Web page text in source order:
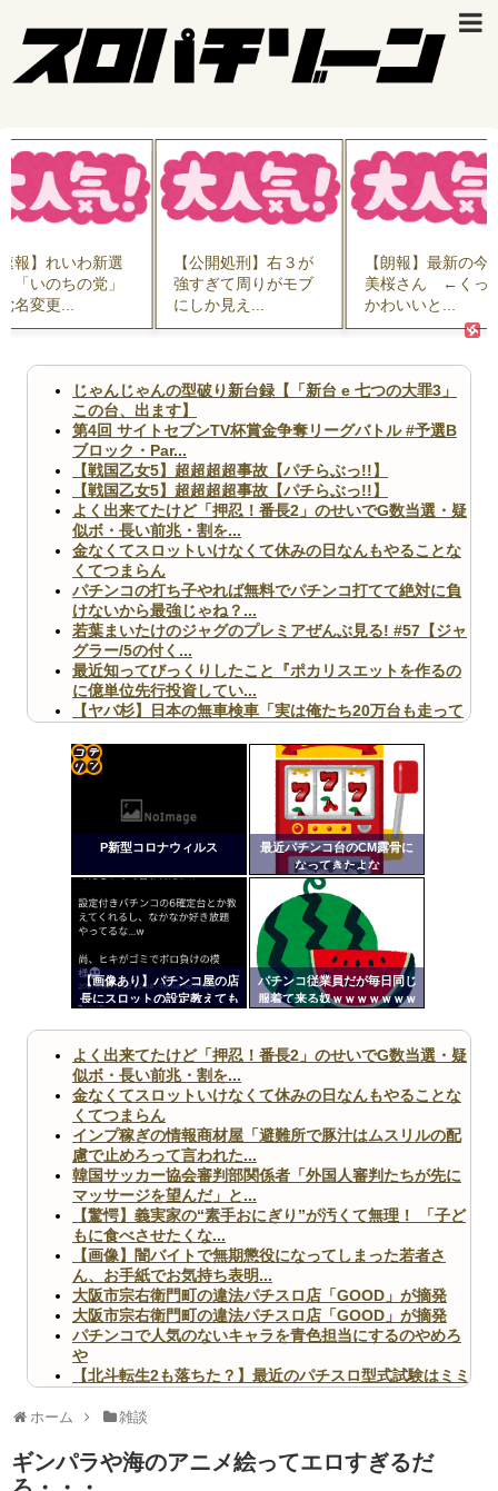
報】れいわ新選
「いのちの党」
名変更...
【公開処刑】右３が
強すぎて周りがモブ
にしか見え...
【朗報】最新の今
美桜さん ←くっ
かわいいと...
じゃんじゃんの型破り新台録【「新台 e 七つの大罪3」
この台、出ます】
第4回 サイトセブンTV杯賞金争奪リーグバトル #予選B
ブロック・Par...
【戦国乙女5】超超超超事故【パチらぶっ!!】
【戦国乙女5】超超超超事故【パチらぶっ!!】
よく出来てたけど「押忍！番長2」のせいでG数当選・疑
似ボ・長い前兆・割を...
金なくてスロットいけなくて休みの日なんもやることな
くてつまらん
パチンコの打ち子やれば無料でパチンコ打てて絶対に負
けないから最強じゃね？...
若葉まいたけのジャグのプレミアぜんぶ見る! #57【ジャ
グラー/5の付く...
最近知ってびっくりしたこと『ポカリスエットを作るの
に億単位先行投資してい...
【ヤバ杉】日本の無車検車「実は俺たち20万台も走って
【閲覧注意】俺が近くにいると機械が壊れるんだけどさ
【画像】ペプシコーラ社、「こういうのでいいんだよ」
Powered by livedoor 相互RSS
P新型コロナウィルス
最近パチンコ台のCM露骨に
なってきたよな
【画像あり】パチンコ屋の店
長にスロットの設定教えても
あるんだけど犯罪じゃない
の？
パチンコ従業員だが毎日同じ
服着て来る奴ｗｗｗｗｗｗｗ
定リ
ンク
更新
ツー
よく出来てたけど「押忍！番長2」のせいでG数当選・疑
似ボ・長い前兆・割を...
金なくてスロットいけなくて休みの日なんもやることな
くてつまらん
インプ稼ぎの情報商材屋「避難所で豚汁はムスリルの配
慮で止めろって言われた...
韓国サッカー協会審判部関係者「外国人審判たちが先に
マッサージを望んだ」と...
【驚愕】義実家の“素手おにぎり”が汚くて無理！ 「子ど
もに食べさせたくな...
【画像】闇バイトで無期懲役になってしまった若者さ
ん、お手紙でお気持ち表明...
大阪市宗右衛門町の違法パチスロ店「GOOD」が摘発
大阪市宗右衛門町の違法パチスロ店「GOOD」が摘発
パチンコで人気のないキャラを青色担当にするのやめろ
や
【北斗転生2も落ちた？】最近のパチスロ型式試験はミミ
無職のパチンコカス(22)なんやが、ワイの人生どれくら
AngelBeats!とかいうクソアニメの思い出ｗｗｗ
ホーム 雑談
ギンパラや海のアニメ絵ってエロすぎるだ